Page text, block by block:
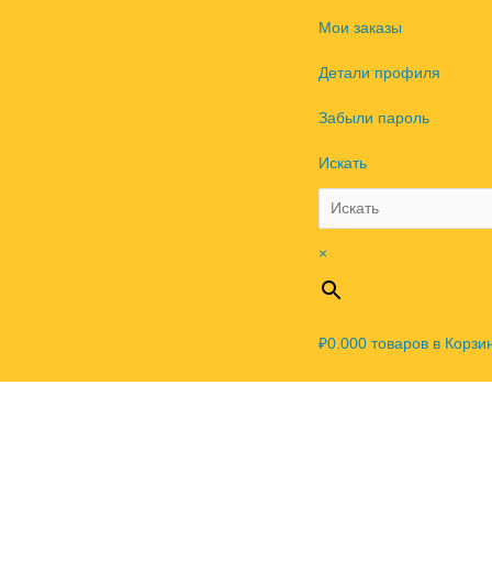
Мои заказы
Детали профиля
Забыли пароль
Искать
×
₽0.000товаров в